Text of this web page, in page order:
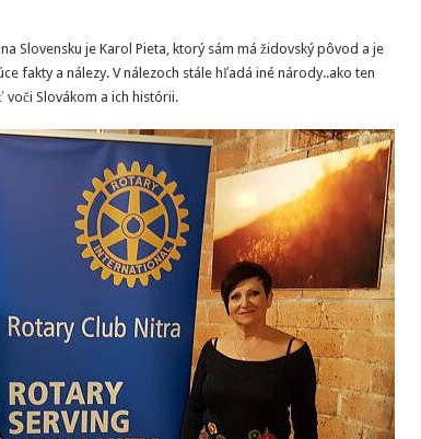
Slovensku je Karol Pieta, ktorý sám má židovský pôvod a je
fakty a nálezy. V nálezoch stále hľadá iné národy..ako ten
voči Slovákom a ich histórii.